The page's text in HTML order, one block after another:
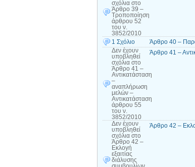
σχόλια στο
Άρθρο 39 –
Τροποποίηση
άρθρου 52
του ν.
3852/2010
1 Σχόλιο
Άρθρο 40 –
Δεν έχουν
υποβληθεί
σχόλια στο
Άρθρο 41 –
Αντικατάσταση
–
αναπλήρωση
μελών –
Αντικατάσταση
άρθρου 55
του ν.
3852/2010
Άρθρο 41 –
Δεν έχουν
υποβληθεί
σχόλια στο
Άρθρο 42 –
Εκλογή
εξαιτίας
διάλυσης
Άρθρο 42 –